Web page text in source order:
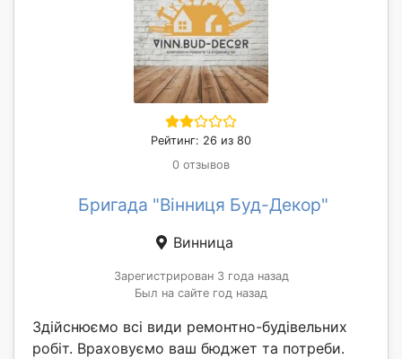
Рейтинг: 26 из 80
0 отзывов
Бригада "Вінниця Буд-Декор"
Винница
Зарегистрирован 3 года назад
Был на сайте год назад
Здійснюємо всі види ремонтно-будівельних
робіт. Враховуємо ваш бюджет та потреби.